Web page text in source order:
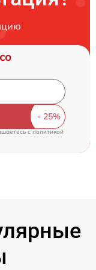
cполитикой